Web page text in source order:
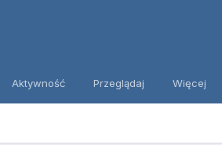
Aktywność Przeglądaj Więcej